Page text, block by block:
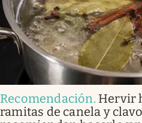
Recomendación. Hervir
ramitas de canela y